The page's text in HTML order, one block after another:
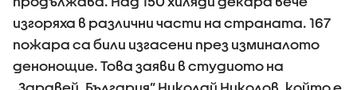
изгоряха в различни части на страната. 167
пожара са били изгасени през изминалото
денонощие. Това заяви в студиото на